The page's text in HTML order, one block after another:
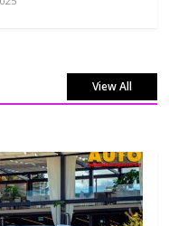
View All